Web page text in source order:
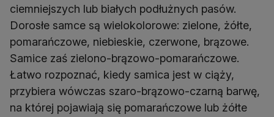
ciemniejszych lub białych podłużnych pasów.
Dorosłe samce są wielokolorowe: zielone, żółte,
pomarańczowe, niebieskie, czerwone, brązowe.
Samice zaś zielono-brązowo-pomarańczowe.
Łatwo rozpoznać, kiedy samica jest w ciąży,
przybiera wówczas szaro-brązowo-czarną barwę,
na której pojawiają się pomarańczowe lub żółte